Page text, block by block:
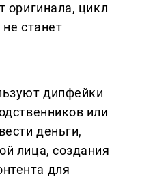
оригинала, цикл
станет
дипфейки
или
деньги,
лица, создания
для